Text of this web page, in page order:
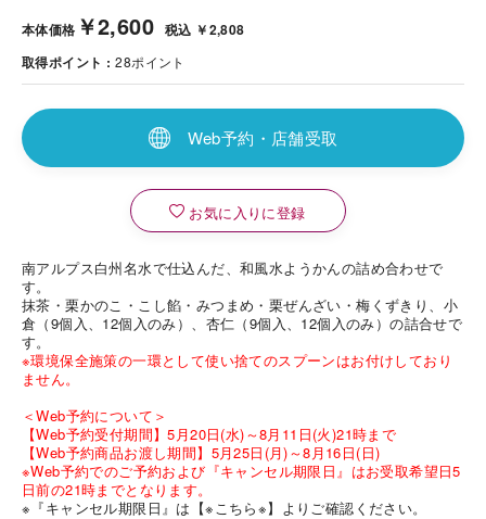
本体価格 ￥2,600 税込 ￥2,808
取得ポイント
28ポイント
Web予約・店舗受取
お気に入りに登録
南アルプス白州名水で仕込んだ、和風水ようかんの詰め合わせで
す。
抹茶・栗かのこ・こし餡・みつまめ・栗ぜんざい・梅くずきり、小
倉（9個入、12個入のみ）、杏仁（9個入、12個入のみ）の詰合せで
す。
※環境保全施策の一環として使い捨てのスプーンはお付けしており
ません。
＜Web予約について＞
【Web予約受付期間】5月20日(水)～8月11日(火)21時まで
【Web予約商品お渡し期間】5月25日(月)～8月16日(日)
※Web予約でのご予約および『キャンセル期限日』はお受取希望日5
日前の21時までとなります。
※『キャンセル期限日』は 【※こちら※】 よりご確認ください。